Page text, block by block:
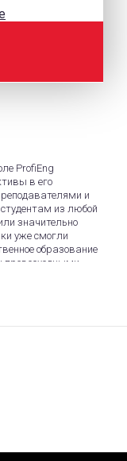
ProfiEng
в его
и
из любой
значительно
уже смогли
образование
обучению.
и уровня